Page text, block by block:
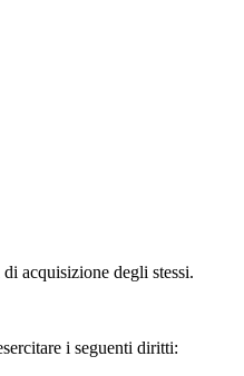
acquisizione degli stessi.
i seguenti diritti: